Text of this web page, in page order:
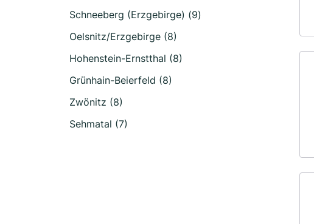
Schneeberg (Erzgebirge) (9)
Oelsnitz/Erzgebirge (8)
Hohenstein-Ernstthal (8)
Grünhain-Beierfeld (8)
Zwönitz (8)
Sehmatal (7)